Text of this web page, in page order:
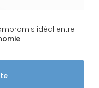
idéal entre
.